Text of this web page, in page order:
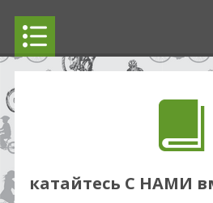
катайтесь С НАМИ